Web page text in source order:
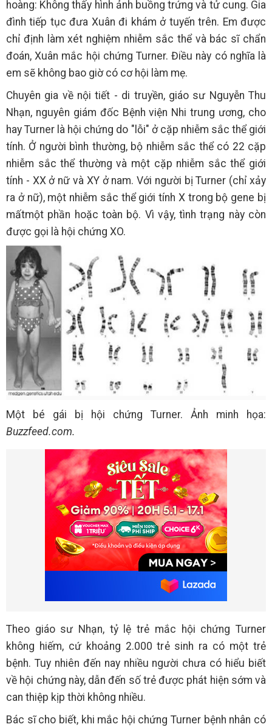
hoàng: Không thấy hình ảnh buồng trứng và tử cung. Gia
đình tiếp tục đưa Xuân đi khám ở tuyến trên. Em được
chỉ định làm xét nghiệm nhiễm sắc thể và bác sĩ chẩn
đoán, Xuân mắc hội chứng Turner. Điều này có nghĩa là
em sẽ không bao giờ có cơ hội làm mẹ.
Chuyên gia về nội tiết - di truyền, giáo sư Nguyễn Thu
Nhạn, nguyên giám đốc Bệnh viện Nhi trung ương, cho
hay Turner là hội chứng do "lỗi" ở cặp nhiễm sắc thể giới
tính. Ở người bình thường, bộ nhiễm sắc thể có 22 cặp
nhiễm sắc thể thường và một cặp nhiễm sắc thể giới
tính - XX ở nữ và XY ở nam. Với người bị Turner (chỉ xảy
ra ở nữ), một nhiễm sắc thể giới tính X trong bộ gene bị
mấtmột phần hoặc toàn bộ. Vì vậy, tình trạng này còn
được gọi là hội chứng XO.
Một bé gái bị hội chứng Turner. Ảnh minh họa:
Buzzfeed.com.
Theo giáo sư Nhạn, tỷ lệ trẻ mắc hội chứng Turner
không hiếm, cứ khoảng 2.000 trẻ sinh ra có một trẻ
bệnh. Tuy nhiên đến nay nhiều người chưa có hiểu biết
về hội chứng này, dẫn đến số trẻ được phát hiện sớm và
can thiệp kịp thời không nhiều.
Bác sĩ cho biết, khi mắc hội chứng Turner bệnh nhân có